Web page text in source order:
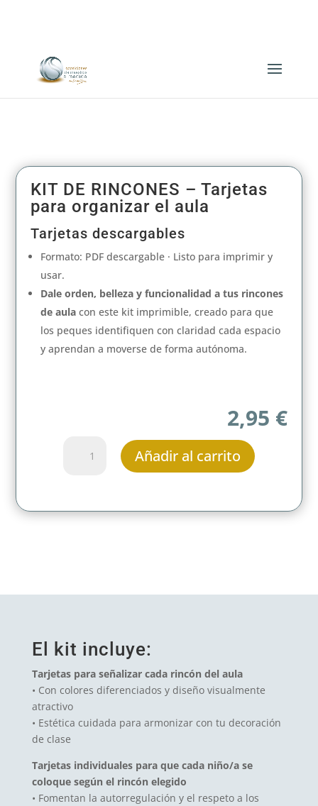
KIT DE RINCONES – Tarjetas
para organizar el aula
Tarjetas descargables
Formato: PDF descargable · Listo para imprimir y
usar.
Dale orden, belleza y funcionalidad a tus rincones
de aula con este kit imprimible, creado para que
los peques identifiquen con claridad cada espacio
y aprendan a moverse de forma autónoma.
2,95 €
Tarjetas
Añadir al carrito
El kit incluye:
Tarjetas para señalizar cada rincón del aula
• Con colores diferenciados y diseño visualmente
atractivo
• Estética cuidada para armonizar con tu decoración
de clase
Tarjetas individuales para que cada niño/a se
coloque según el rincón elegido
• Fomentan la autorregulación y el respeto a los